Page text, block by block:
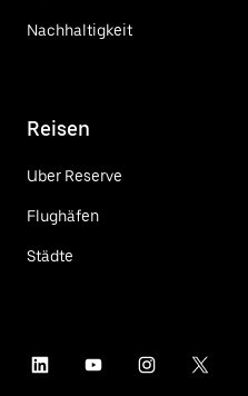
Nachhaltigkeit
Reisen
Uber Reserve
Flughäfen
Städte